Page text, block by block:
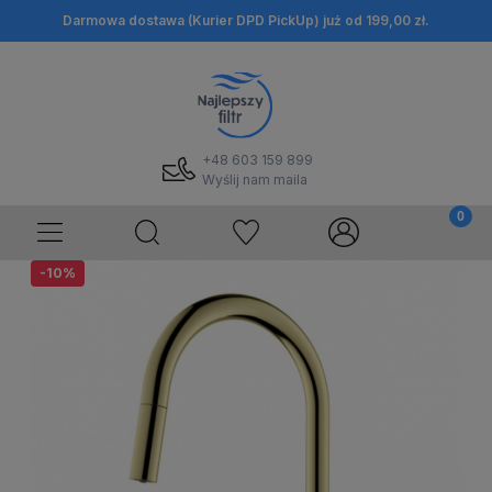
Darmowa dostawa (Kurier DPD PickUp) już od 199,00 zł.
+48 603 159 899
Wyślij nam maila
-10%